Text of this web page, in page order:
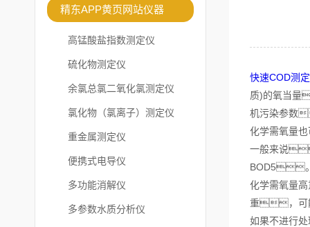
精东APP黄页网站仪器
高锰酸盐指数测定仪
硫化物测定仪
余氯总氯二氧化氯测定仪
氯化物（氯离子）测定仪
重金属测定仪
便携式电导仪
多功能消解仪
多参数水质分析仪
快速COD测
质)的氧当量
机污染参数
化学需氧量
一般来说
BOD5
化学需氧量
重，可
如果不进行